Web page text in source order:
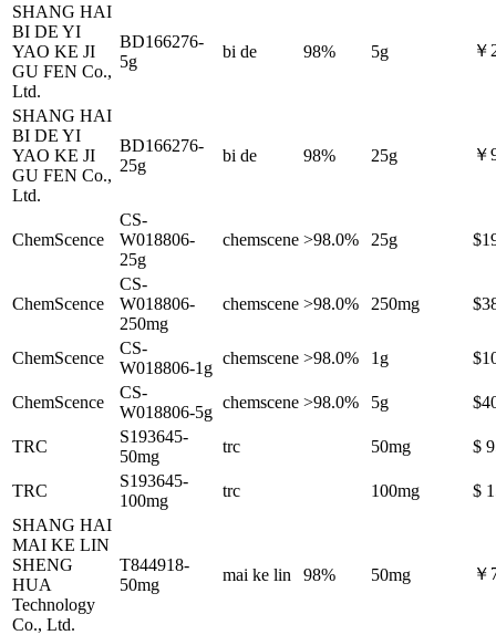
SHANG HAI
BI DE YI
YAO KE JI
GU FEN Co.,
Ltd.
BD166276-
5g
bi de 98% 5g ￥
SHANG HAI
BI DE YI
YAO KE JI
GU FEN Co.,
Ltd.
BD166276-
25g
bi de 98% 25g ￥
ChemScence
CS-
W018806-
25g
chemscene >98.0% 25g
ChemScence
CS-
W018806-
250mg
chemscene >98.0% 250mg
ChemScence
CS-
W018806-1g
chemscene >98.0% 1g
ChemScence
CS-
W018806-5g
chemscene >98.0% 5g
TRC
S193645-
50mg
trc 50mg $
TRC
S193645-
100mg
trc 100mg
$
SHANG HAI
MAI KE LIN
SHENG
HUA
Technology
Co., Ltd.
T844918-
50mg
mai ke lin 98% 50mg ￥